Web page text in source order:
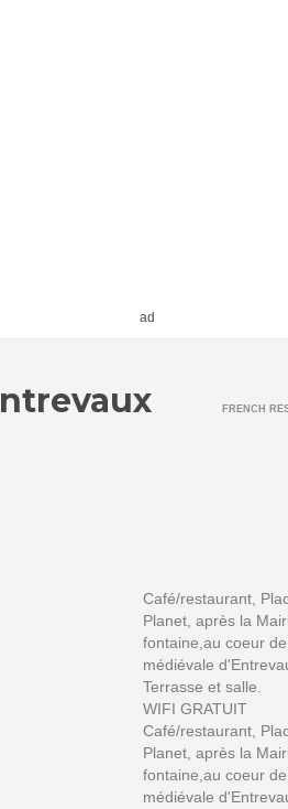
ad
FRENCH
Café/restaurant,
Planet, après la
fontaine,au coeur
médiévale
Terrasse et salle.
WIFI GRATUIT
Café/restaurant,
Planet, après la
fontaine,au coeur
médiévale